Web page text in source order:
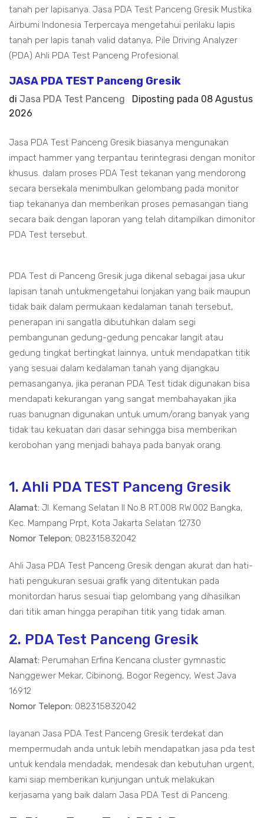
tanah per lapisanya. Jasa PDA Test Panceng Gresik Mustika
Airbumi Indonesia Terpercaya mengetahui perilaku lapis
tanah per lapis tanah valid datanya, Pile Driving Analyzer
(PDA) Ahli PDA Test Panceng Profesional.
JASA PDA TEST Panceng Gresik
di Jasa PDA Test Panceng Diposting pada 08 Agustus
2026
Jasa PDA Test Panceng Gresik biasanya mengunakan
impact hammer yang terpantau terintegrasi dengan monitor
khusus. dalam proses PDA Test tekanan yang mendorong
secara bersekala menimbulkan gelombang pada monitor
tiap tekananya dan memberikan proses pemasangan tiang
secara baik dengan laporan yang telah ditampilkan dimonitor
PDA Test tersebut.
PDA Test di Panceng Gresik juga dikenal sebagai jasa ukur
lapisan tanah untukmengetahui lonjakan yang baik maupun
tidak baik dalam permukaan kedalaman tanah tersebut,
penerapan ini sangatla dibutuhkan dalam segi
pembangunan gedung-gedung pencakar langit atau
gedung tingkat bertingkat lainnya, untuk mendapatkan titik
yang sesuai dalam kedalaman tanah yang dijangkau
pemasanganya, jika peranan PDA Test tidak digunakan bisa
mendapati kekurangan yang sangat membahayakan jika
ruas banugnan digunakan untuk umum/orang banyak yang
tidak tau kekuatan dari dasar sehingga bisa memberikan
kerobohan yang menjadi bahaya pada banyak orang.
1. Ahli PDA TEST Panceng Gresik
Alamat: Jl. Kemang Selatan II No.8 RT.008 RW.002 Bangka,
Kec. Mampang Prpt, Kota Jakarta Selatan 12730
Nomor Telepon: 082315832042
Ahli Jasa PDA Test Panceng Gresik dengan akurat dan hati-
hati pengukuran sesuai grafik yang ditentukan pada
monitordan harus sesuai tiap gelombang yang dihasilkan
dari titik aman hingga perapihan titik yang tidak aman.
2. PDA Test Panceng Gresik
Alamat: Perumahan Erfina Kencana cluster gymnastic
Nanggewer Mekar, Cibinong, Bogor Regency, West Java
16912
Nomor Telepon: 082315832042
layanan Jasa PDA Test Panceng Gresik terdekat dan
mempermudah anda untuk lebih mendapatkan jasa pda test
untuk kendala mendadak, mendesak dan kebutuhan urgent,
kami siap memberikan kunjungan untuk melakukan
kerjasama yang baik dalam Jasa PDA Test di Panceng.